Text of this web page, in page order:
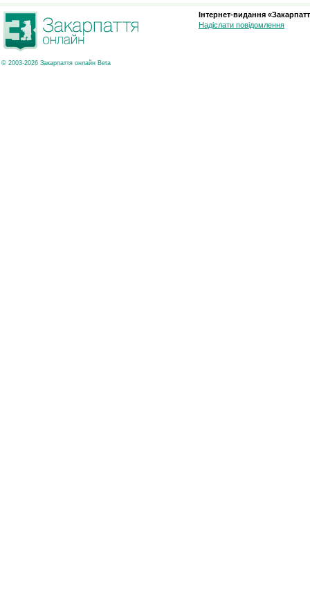
© 2003-2026 Закарпаття онлайн Beta
Інтернет-видання
Надіслати повідомлення